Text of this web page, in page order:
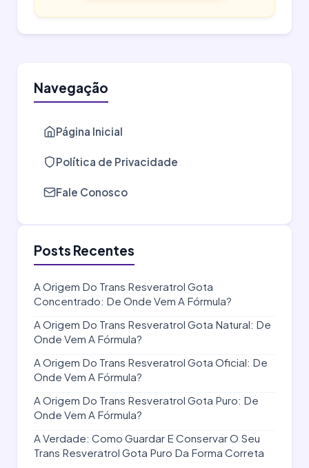
Navegação
Página Inicial
Política de Privacidade
Fale Conosco
Posts Recentes
A Origem Do Trans Resveratrol Gota
Concentrado: De Onde Vem A Fórmula?
A Origem Do Trans Resveratrol Gota Natural: De
Onde Vem A Fórmula?
A Origem Do Trans Resveratrol Gota Oficial: De
Onde Vem A Fórmula?
A Origem Do Trans Resveratrol Gota Puro: De
Onde Vem A Fórmula?
A Verdade: Como Guardar E Conservar O Seu
Trans Resveratrol Gota Puro Da Forma Correta